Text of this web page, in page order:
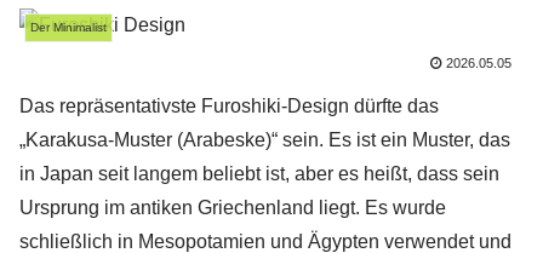
Der Minimalist
2026.05.05
Das repräsentativste Furoshiki-Design dürfte das
„Karakusa-Muster (Arabeske)“ sein. Es ist ein Muster, das
in Japan seit langem beliebt ist, aber es heißt, dass sein
Ursprung im antiken Griechenland liegt. Es wurde
schließlich in Mesopotamien und Ägypten verwendet und